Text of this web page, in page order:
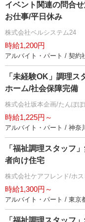
イベント関連の問合
お仕事/平日休み
株式会社ベルシステム24
時給1,200円
アルバイト・パート / 契約
「未経験OK」調理ス
ホーム/社会保障完備
株式会社坂本企画/たんぽ
時給1,225円～
アルバイト・パート / 神奈
「福祉調理スタッフ
者向け住宅
株式会社ケアフレンド/ホ
時給1,300円～
アルバイト・パート / 東京
「福祉調理スタッフ